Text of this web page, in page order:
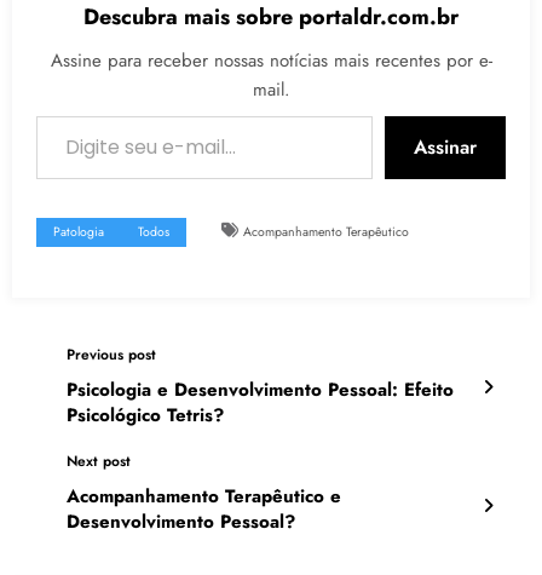
Descubra mais sobre portaldr.com.br
Assine para receber nossas notícias mais recentes por e-
mail.
Digite seu e-mail…
Assinar
Patologia Todos Acompanhamento Terapêutico
Previous post
Psicologia e Desenvolvimento Pessoal: Efeito
Psicológico Tetris?
Next post
Acompanhamento Terapêutico e
Desenvolvimento Pessoal?